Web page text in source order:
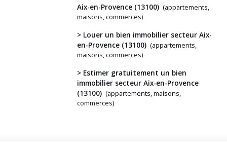
Aix-en-Provence (13100) (appartements,
maisons, commerces)
> Louer un bien immobilier secteur Aix-
en-Provence (13100) (appartements,
maisons, commerces)
> Estimer gratuitement un bien
immobilier secteur Aix-en-Provence
(13100) (appartements, maisons,
commerces)